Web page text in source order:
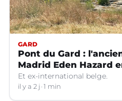
GARD
Pont du Gard :
Madrid Eden Hazard
Et ex-international belge.
il y a 2 j 1 min